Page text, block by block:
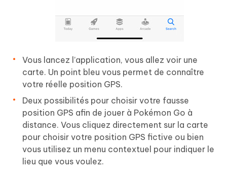
Vous lancez l’application, vous allez voir une
carte. Un point bleu vous permet de connaître
votre réelle position GPS.
Deux possibilités pour choisir votre fausse
position GPS afin de jouer à Pokémon Go à
distance. Vous cliquez directement sur la carte
pour choisir votre position GPS fictive ou bien
vous utilisez un menu contextuel pour indiquer le
lieu que vous voulez.